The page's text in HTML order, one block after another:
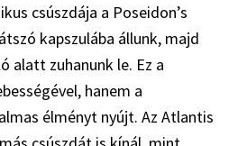
csúszdája a Poseidon’s
kapszulába állunk, majd
alatt zuhanunk le. Ez a
hanem a
élményt nyújt. Az Atlantis